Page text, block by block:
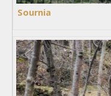
Sournia